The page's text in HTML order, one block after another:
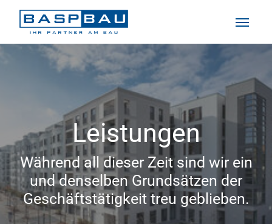
Zum Hauptinhalt springen
Leistungen
Während all dieser Zeit sind wir ein
und denselben Grundsätzen der
Geschäftstätigkeit treu geblieben.